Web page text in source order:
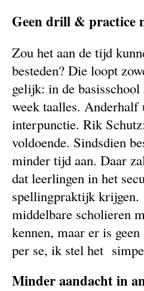
Geen drill & practice
Zou het aan de tijd
besteden? Die loopt
gelijk: in de
week taalles. Anderhalf
interpunctie. Rik
voldoende. Sindsdien
minder tijd aan. Daar
dat leerlingen in het
spellingpraktijk
middelbare scholieren
kennen, maar er is
per se, ik stel het
Minder aandacht in